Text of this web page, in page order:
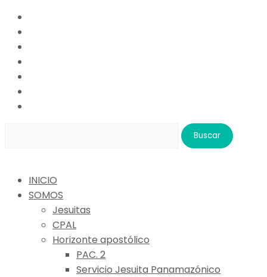
INICIO
SOMOS
Jesuitas
CPAL
Horizonte apostólico
PAC. 2
Servicio Jesuita Panamazónico